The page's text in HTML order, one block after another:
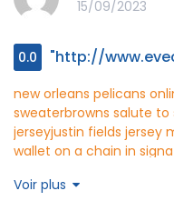
15/09/2023
0.0 "http://
new orleans pelicans
sweaterbrowns salute to
jerseyjustin fields jersey
wallet on a chain in
shirtsamerican fighter
Voir plus